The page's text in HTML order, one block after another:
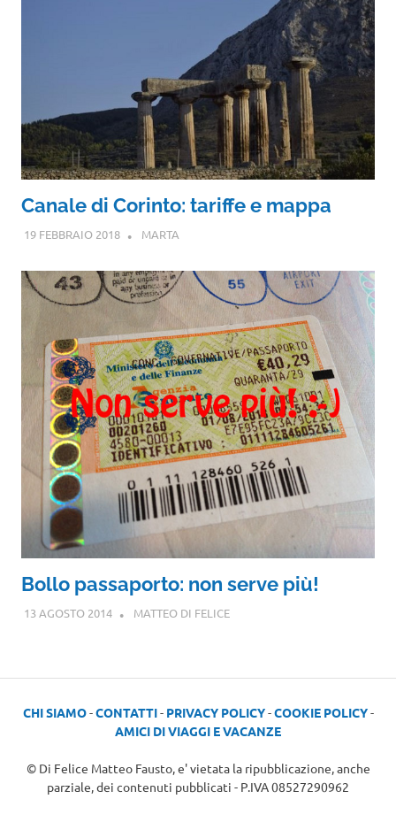
Canale di Corinto: tariffe e mappa
19 FEBBRAIO 2018 MARTA
Bollo passaporto: non serve più!
13 AGOSTO 2014 MATTEO DI FELICE
CHI SIAMO-CONTATTI- PRIVACY POLICY-COOKIE POLICY-
AMICI DI VIAGGI E VACANZE
© Di Felice Matteo Fausto, e' vietata la ripubblicazione, anche
parziale, dei contenuti pubblicati - P.IVA 08527290962